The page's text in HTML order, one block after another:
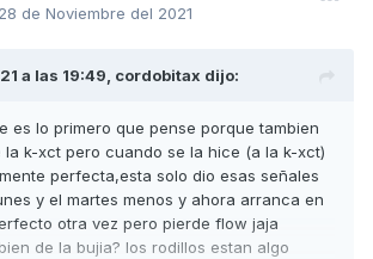
28 de Noviembre del 2021
a las 19:49, cordobitax dijo:
es lo primero que pense porque tambien
la k-xct pero cuando se la hice (a la k-xct)
perfecta,esta solo dio esas señales
y el martes menos y ahora arranca en
otra vez pero pierde flow jaja
de la bujia? los rodillos estan algo